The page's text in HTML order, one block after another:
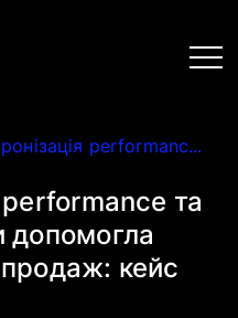
та медійної реклами допомогла подвоїти онлайн-продаж: кейс Motul
performance та
допомогла
кейс